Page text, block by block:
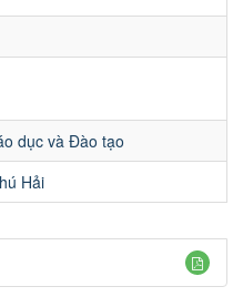
dục và Đào tạo
Hải